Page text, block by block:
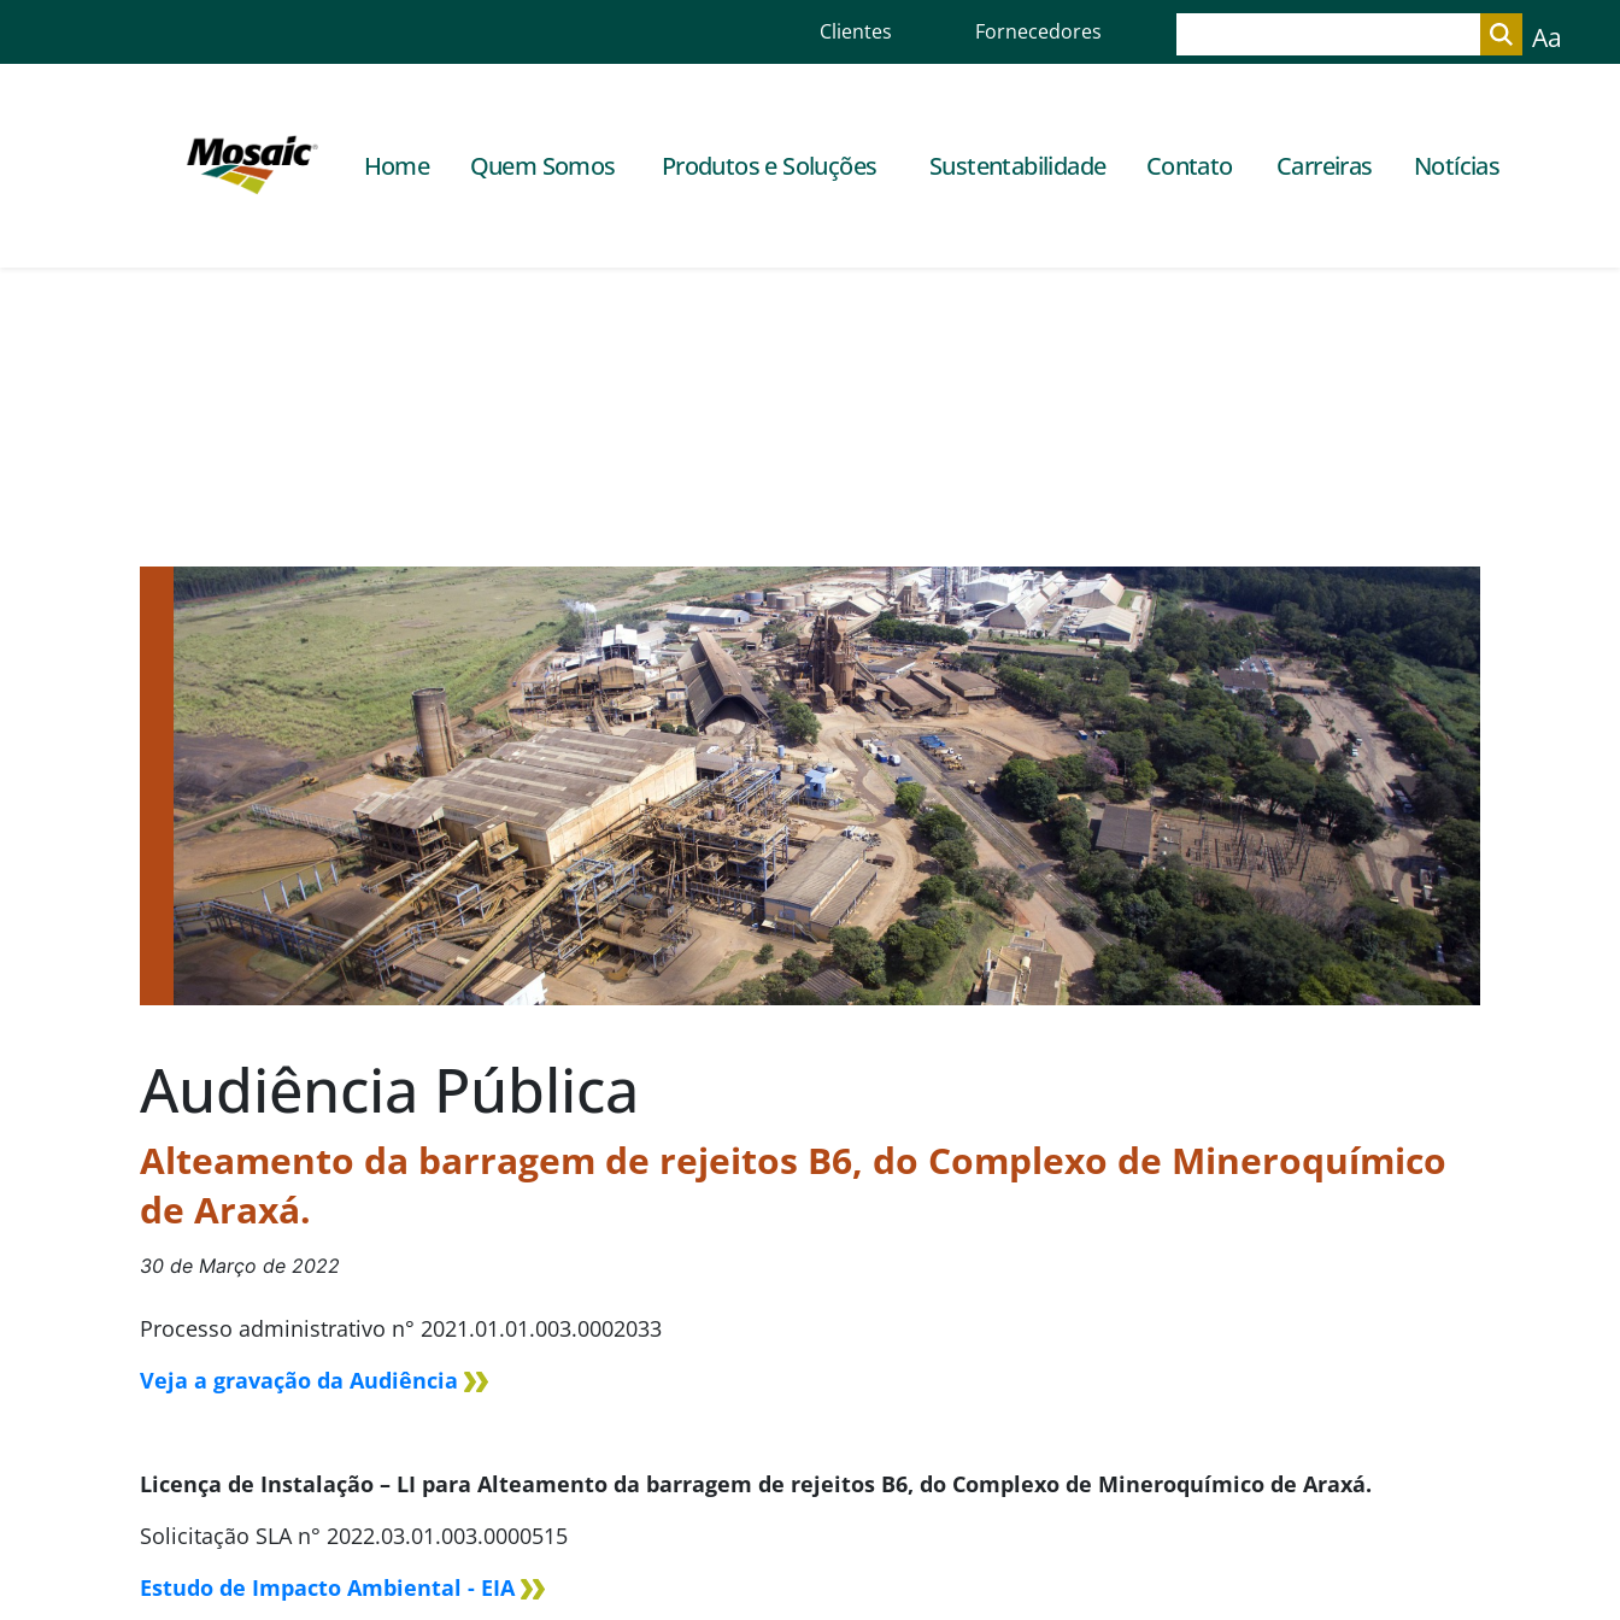
Home Quem Somos Produtos e Soluções Sustentabilidade Contato Carreiras Notícias
Clientes Fornecedores Aa
Audiência Pública
Alteamento da barragem de rejeitos B6, do Complexo de Mineroquímico
de Araxá.
30 de Março de 2022
Processo administrativo n° 2021.01.01.003.0002033
Veja a gravação da Audiência
Licença de Instalação – LI para Alteamento da barragem de rejeitos B6, do Complexo de Mineroquímico de Araxá.
Solicitação SLA n° 2022.03.01.003.0000515
Estudo de Impacto Ambiental - EIA